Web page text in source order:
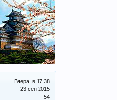
Вчера, в 17:38
23 сен 2015
54